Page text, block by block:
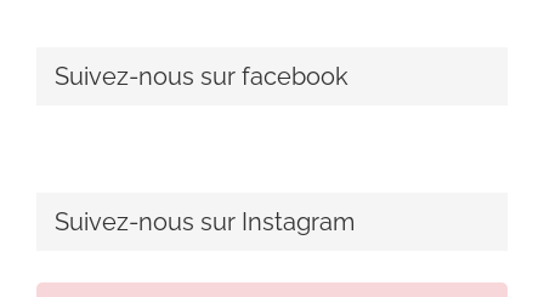
Suivez-nous sur facebook
Suivez-nous sur Instagram